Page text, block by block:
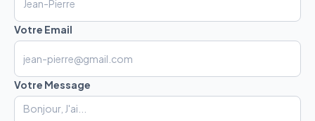
Votre Email
Votre Message